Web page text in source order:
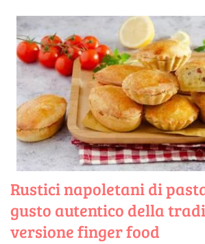
Rustici napoletani di
gusto autentico della
versione finger food